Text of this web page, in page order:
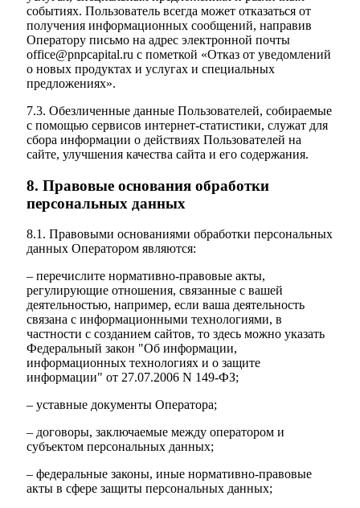
событиях. Пользователь всегда может отказаться от
получения информационных сообщений, направив
Оператору письмо на адрес электронной почты
office@pnpcapital.ru с пометкой «Отказ от уведомлений
о новых продуктах и услугах и специальных
предложениях».
7.3. Обезличенные данные Пользователей, собираемые
с помощью сервисов интернет-статистики, служат для
сбора информации о действиях Пользователей на
сайте, улучшения качества сайта и его содержания.
8. Правовые основания обработки
персональных данных
8.1. Правовыми основаниями обработки персональных
данных Оператором являются:
– перечислите нормативно-правовые акты,
регулирующие отношения, связанные с вашей
деятельностью, например, если ваша деятельность
связана с информационными технологиями, в
частности с созданием сайтов, то здесь можно указать
Федеральный закон "Об информации,
информационных технологиях и о защите
информации" от 27.07.2006 N 149-ФЗ;
– уставные документы Оператора;
– договоры, заключаемые между оператором и
субъектом персональных данных;
– федеральные законы, иные нормативно-правовые
акты в сфере защиты персональных данных;